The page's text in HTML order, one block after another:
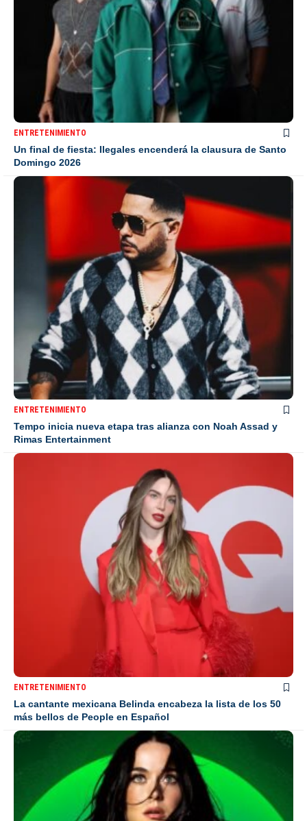
ENTRETENIMIENTO
Un final de fiesta: Ilegales encenderá la clausura de Santo
Domingo 2026
ENTRETENIMIENTO
Tempo inicia nueva etapa tras alianza con Noah Assad y
Rimas Entertainment
ENTRETENIMIENTO
La cantante mexicana Belinda encabeza la lista de los 50
más bellos de People en Español